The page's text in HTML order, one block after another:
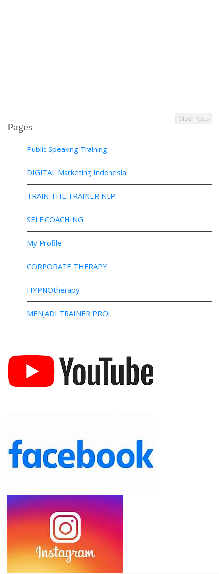
Older Posts
Pages
Public Speaking Training
DIGITAL Marketing Indonesia
TRAIN THE TRAINER NLP
SELF COACHING
My Profile
CORPORATE THERAPY
HYPNOtherapy
MENJADI TRAINER PRO!